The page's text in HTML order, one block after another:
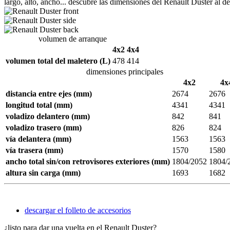
volumen de arranque
4x2 4x4
volumen total del maletero (L) 478 414
dimensiones principales
4x2
distancia entre ejes (mm)
2674
2676
longitud total (mm) 4341
4341
voladizo delantero (mm)
842
841
voladizo trasero (mm)
826
824
vía delantera (mm)
1563
1563
vía trasera (mm)
1570
1580
ancho total sin/con retrovisores exteriores (mm) 1804/2052 1804/
altura sin carga (mm)
1693 1682
descargar el folleto de accesorios
¿listo para dar una vuelta en el Renault Duster?